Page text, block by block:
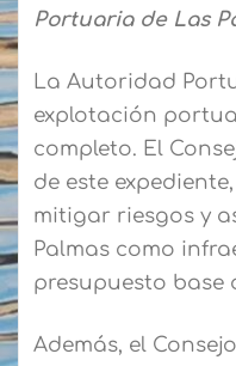
Portuaria de Las
La Autoridad
explotación
completo. El
de este
mitigar riesgos y
Palmas como
presupuesto base
Además, el